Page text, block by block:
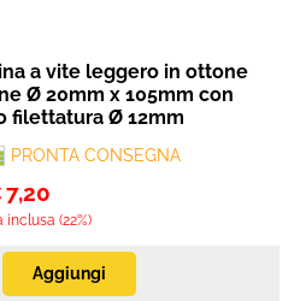
a vite leggero in ottone
Ø 20mm x 105mm con
filettatura Ø 12mm
PRONTA CONSEGNA
7,20
inclusa (22%)